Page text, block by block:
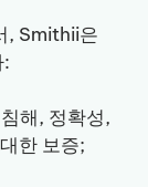
, Smithii은
해, 정확성,
한 보증;